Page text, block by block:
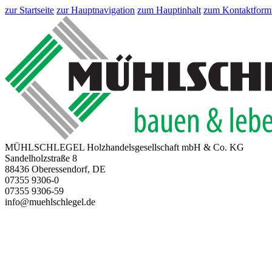
zur Startseite zur Hauptnavigation zum Hauptinhalt zum
MÜHLSCHLEGEL Holzhandelsgesellschaft mbH & Co. KG
Sandelholzstraße 8
88436 Oberessendorf, DE
07355 9306-0
07355 9306-59
info@muehlschlegel.de